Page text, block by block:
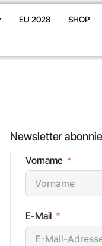
EU 2028 SHOP
Newsletter
Vorname
E-Mail